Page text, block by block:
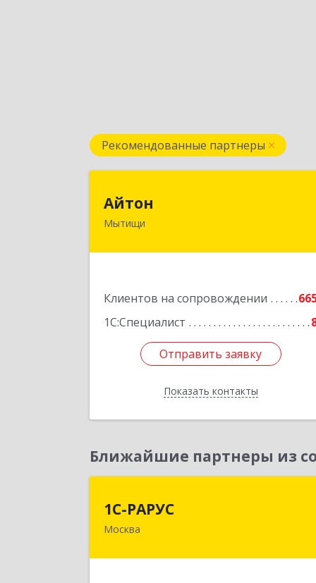
Рекомендованные партнеры
Айтон
Мытищи
Клиентов на сопровождении
1С:Специалист
Отправить заявку
Показать контакты
141006, Московская обл, Мытищи г,
Подробнее
Отправить заявку
Назад
Ближайшие партнеры из
1С-РАРУС
Москва127434, Москва г, Дмитровское ш,